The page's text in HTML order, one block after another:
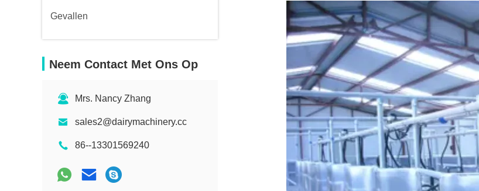
Gevallen
Neem Contact Met Ons Op
Mrs. Nancy Zhang
sales2@dairymachinery.cc
86--13301569240